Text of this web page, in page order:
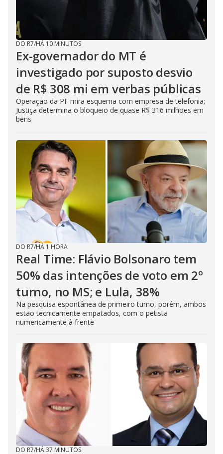
DO R7/HÁ 10 MINUTOS
Ex-governador do MT é
investigado por suposto desvio
de R$ 308 mi em verbas públicas
Operação da PF mira esquema com empresa de telefonia;
Justiça determina o bloqueio de quase R$ 316 milhões em
bens
DO R7/HÁ 1 HORA
Real Time: Flávio Bolsonaro tem
50% das intenções de voto em 2º
turno, no MS; e Lula, 38%
Na pesquisa espontânea de primeiro turno, porém, ambos
estão tecnicamente empatados, com o petista
numericamente à frente
DO R7/HÁ 37 MINUTOS